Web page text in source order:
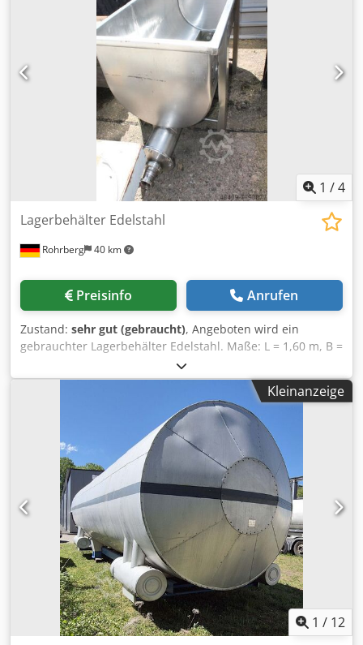
diesen neuen Thielmann KB5-GGU Lagertank Silo
Edelstahlsilo. Es handelt sich um neue , unbenutzte
Edelstahl- Schüttgutsilos. Flüssigkeitsdicht
Produktdatenblatt vorhanden Durchmesser Mannloch: 400
mm Durchmesser Auslauf: 250 mm ( DN 25)
Mindestwandstärke: 1,5 mm Füllraumvolumen: 700 L
Eigenmasse: 187 kg Stapelbar ( Traglast 1710 kg) Credpfxoy
Aft Ue Ahasf Komplett aus Edelstahl mit Schieber.
Insgesamt: 350 Stück verfügbar Wenn Sie Rückfragen
haben oder mehr Informationen benötigen, schreiben Sie
uns gerne eine Nachricht oder rufen uns an.
1 /4
Rohrberg 40 km
Lagerbehälter Edelstahl
Preisinfo Anrufen
Zustand: sehr gut (gebraucht), Angeboten wird ein
gebrauchter Lagerbehälter Edelstahl. Maße: L = 1,60 m, B =
0,80 m, H = 1,06 m. Cjdpfx Ahsh Nvkzsasrf Sehr guter
Zustand.
Kleinanzeige
1 / 12